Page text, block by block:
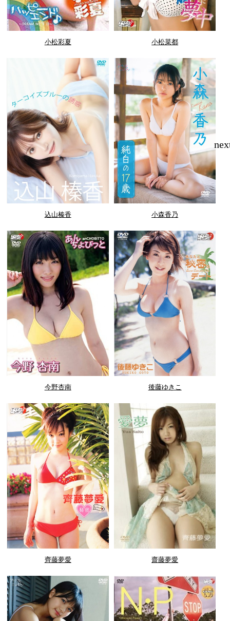
小松彩夏 小松菜都
込山榛香 小森香乃
今野杏南 後藤ゆきこ
齊藤夢愛 齋藤夢愛